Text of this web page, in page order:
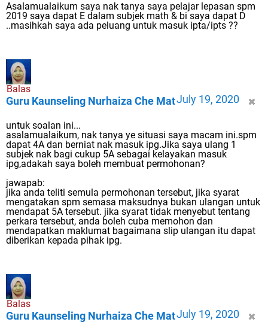
Asalamualaikum saya nak tanya saya pelajar lepasan spm
2019 saya dapat E dalam subjek math & bi saya dapat D
..masihkah saya ada peluang untuk masuk ipta/ipts ??
Balas
Guru Kaunseling Nurhaiza Che MatJuly 19, 2020
untuk soalan ini...
asalamualaikum, nak tanya ye situasi saya macam ini.spm
dapat 4A dan berniat nak masuk ipg.Jika saya ulang 1
subjek nak bagi cukup 5A sebagai kelayakan masuk
ipg,adakah saya boleh membuat permohonan?
jawapab:
jika anda teliti semula permohonan tersebut, jika syarat
mengatakan spm semasa maksudnya bukan ulangan untuk
mendapat 5A tersebut. jika syarat tidak menyebut tentang
perkara tersebut, anda boleh cuba memohon dan
mendapatkan maklumat bagaimana slip ulangan itu dapat
diberikan kepada pihak ipg.
Balas
Guru Kaunseling Nurhaiza Che MatJuly 19, 2020